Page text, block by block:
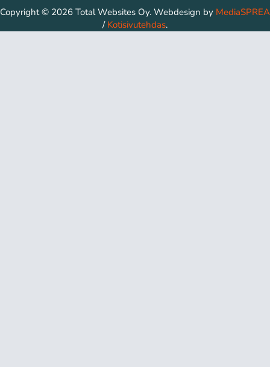
Copyright © 2026 Total Websites Oy. Webdesign by MediaSPREA
/ Kotisivutehdas.